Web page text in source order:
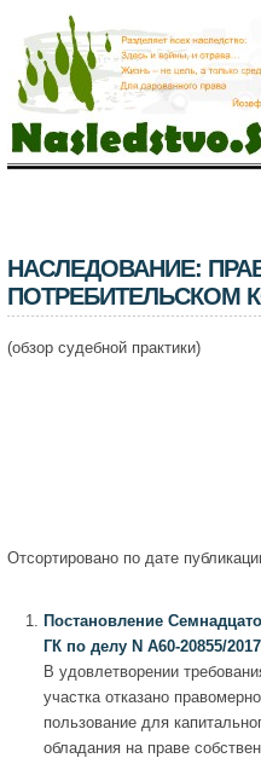
НАСЛЕДОВАНИЕ:
ПОТРЕБИТЕЛЬСКОМ
(обзор судебной практики)
Отсортировано по дате
Постановление
ГК по делу N А60-20855/2017
В удовлетворении
участка отказано
пользование для
обладания на праве